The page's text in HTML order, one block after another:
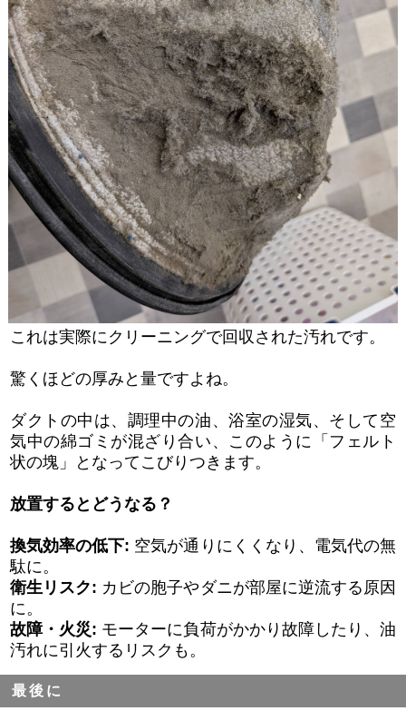
これは実際にクリーニングで回収された汚れです。
驚くほどの厚みと量ですよね。
ダクトの中は、調理中の油、浴室の湿気、そして空
気中の綿ゴミが混ざり合い、このように「フェルト
状の塊」となってこびりつきます。
放置するとどうなる？
換気効率の低下: 空気が通りにくくなり、電気代の無
駄に。
衛生リスク: カビの胞子やダニが部屋に逆流する原因
に。
故障・火災: モーターに負荷がかかり故障したり、油
汚れに引火するリスクも。
最後に